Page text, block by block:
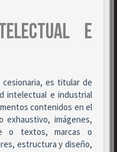
E
es titular de
intelectual e industrial
contenidos en el
imágenes,
o textos, marcas o
estructura y diseño,